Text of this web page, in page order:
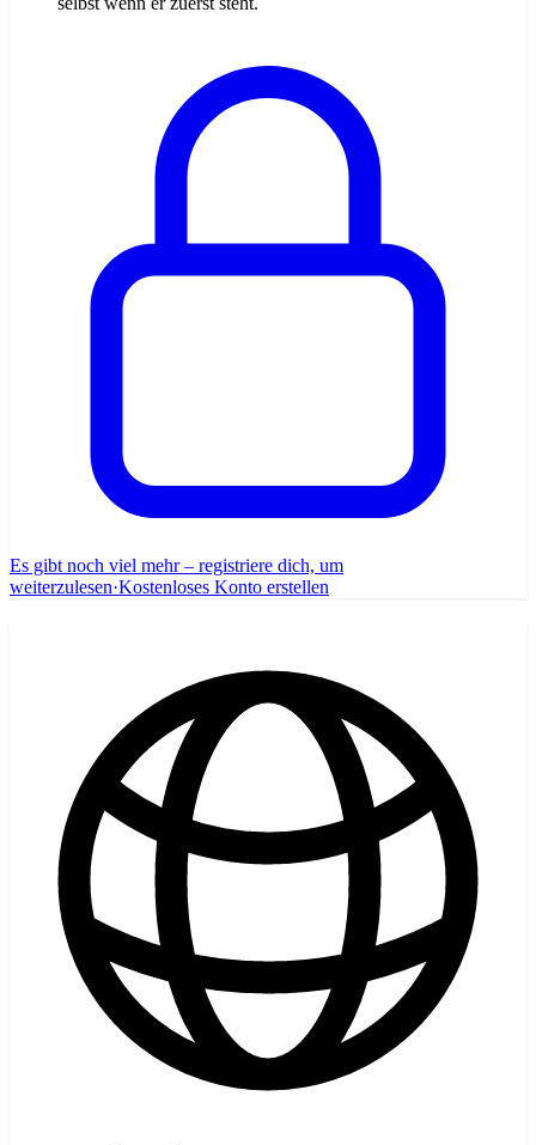
Es gibt noch viel mehr – registriere dich, um
weiterzulesen·Kostenloses Konto erstellen